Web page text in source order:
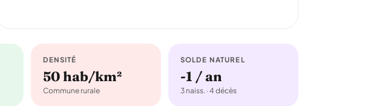
DENSITÉ
50 hab/km²
Commune rurale
SOLDE NATUREL
-1 / an
3 naiss. · 4 décès